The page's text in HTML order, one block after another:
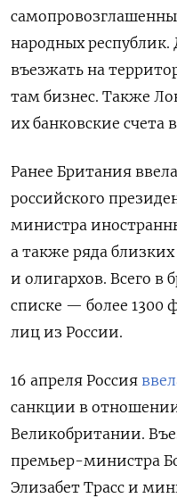
народных
въезжать на
там бизнес. Также
их банковские счета
Ранее Британия
российского
министра
а также ряда
и олигархов. Всего
списке — более 1300
лиц из России.
16 апреля Россия
санкции в
Великобритании.
премьер-министра
Элизабет Трасс и